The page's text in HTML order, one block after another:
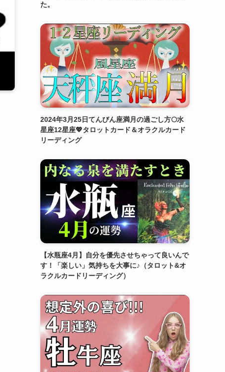
た。
2024年3月25日てんびん座満月の過ごし方🌕水
星座12星座💖タロットカード＆オラクルカード
リーディング
【水瓶座4月】自分を優先させちゃって良いんで
す！「楽しい」気持ちを大事に♪（タロット&オ
ラクルカードリーディング）